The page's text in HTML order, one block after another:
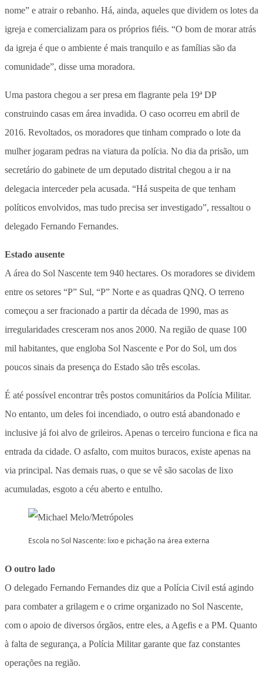
nome” e atrair o rebanho. Há, ainda, aqueles que dividem os lotes da
igreja e comercializam para os próprios fiéis. “O bom de morar atrás
da igreja é que o ambiente é mais tranquilo e as famílias são da
comunidade”, disse uma moradora.
Uma pastora chegou a ser presa em flagrante pela 19ª DP
construindo casas em área invadida. O caso ocorreu em abril de
2016. Revoltados, os moradores que tinham comprado o lote da
mulher jogaram pedras na viatura da polícia. No dia da prisão, um
secretário do gabinete de um deputado distrital chegou a ir na
delegacia interceder pela acusada. “Há suspeita de que tenham
políticos envolvidos, mas tudo precisa ser investigado”, ressaltou o
delegado Fernando Fernandes.
Estado ausente
A área do Sol Nascente tem 940 hectares. Os moradores se dividem
entre os setores “P” Sul, “P” Norte e as quadras QNQ. O terreno
começou a ser fracionado a partir da década de 1990, mas as
irregularidades cresceram nos anos 2000. Na região de quase 100
mil habitantes, que engloba Sol Nascente e Por do Sol, um dos
poucos sinais da presença do Estado são três escolas.
É até possível encontrar três postos comunitários da Polícia Militar.
No entanto, um deles foi incendiado, o outro está abandonado e
inclusive já foi alvo de grileiros. Apenas o terceiro funciona e fica na
entrada da cidade. O asfalto, com muitos buracos, existe apenas na
via principal. Nas demais ruas, o que se vê são sacolas de lixo
acumuladas, esgoto a céu aberto e entulho.
Escola no Sol Nascente: lixo e pichação na área externa
O outro lado
O delegado Fernando Fernandes diz que a Polícia Civil está agindo
para combater a grilagem e o crime organizado no Sol Nascente,
com o apoio de diversos órgãos, entre eles, a Agefis e a PM. Quanto
à falta de segurança, a Polícia Militar garante que faz constantes
operações na região.